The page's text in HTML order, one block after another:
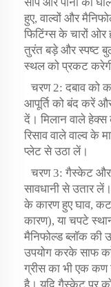
हुए, वाल्वों और
फिटिंग्स के चारों ओर
तुरंत बड़े और स्पष्ट
स्थल को प्रकट
चरण 2: दबाव को
आपूर्ति को बंद करें
दें। मिलान वाले
रिसाव वाले वाल्व के
प्लेट से उठा लें।
चरण 3: गैस्केट और
सावधानी से उतार
के कारण हुए घाव,
कारण), या चपटे
मैनिफोल्ड ब्लॉक की
उपयोग करके साफ
ग्रीस का भी एक